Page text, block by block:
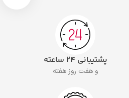
پشتیبانی ۲۴ ساعته
و هفت روز هفته